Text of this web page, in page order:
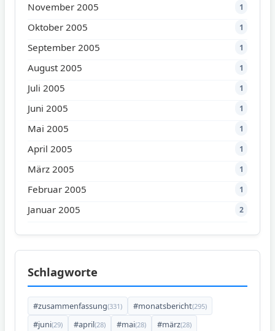
November 2005 1
Oktober 2005 1
September 2005 1
August 2005 1
Juli 2005 1
Juni 2005 1
Mai 2005 1
April 2005 1
März 2005 1
Februar 2005 1
Januar 2005 2
Schlagworte
#zusammenfassung(331) #monatsbericht(295)
#juni(29) #april(28) #mai(28) #märz(28)